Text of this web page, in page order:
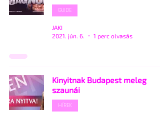
GUIDE
JAKI
2021. jún. 6.
1 perc olvasás
Kinyitnak Budapest meleg
szaunái
HÍREK